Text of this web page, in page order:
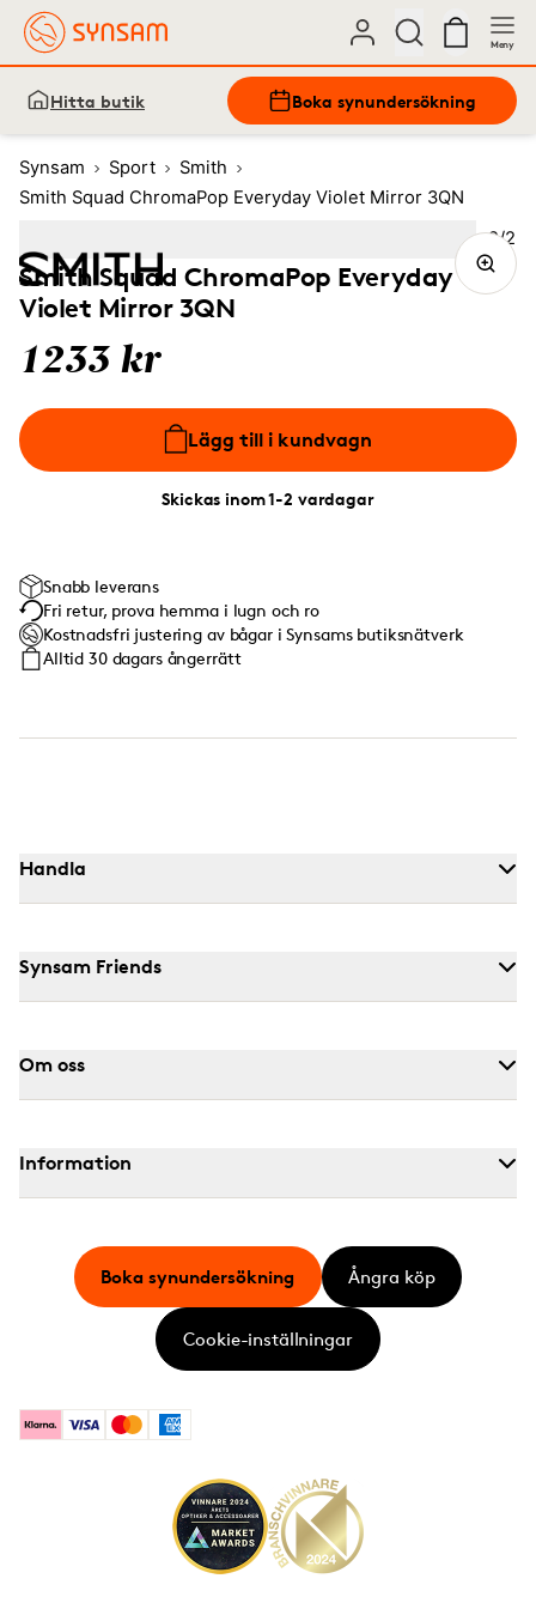
Meny
Hitta butik Boka synundersökning
Synsam Sport
Smith
Smith Squad ChromaPop Everyday Violet Mirror 3QN
Smith Squad ChromaPop Everyday
Violet Mirror 3QN
1233 kr
Lägg till i kundvagn
Skickas inom 1-2 vardagar
Snabb leverans
Fri retur, prova hemma i lugn och ro
Kostnadsfri justering av bågar i Synsams butiksnätverk
Alltid 30 dagars ångerrätt
Bild
2/2
Image (Current image)
Handla
Synsam Friends
Om oss
Information
KlarnaVisa MastercardAmerican Express
Boka synundersökning Ångra köp
Cookie-inställningar